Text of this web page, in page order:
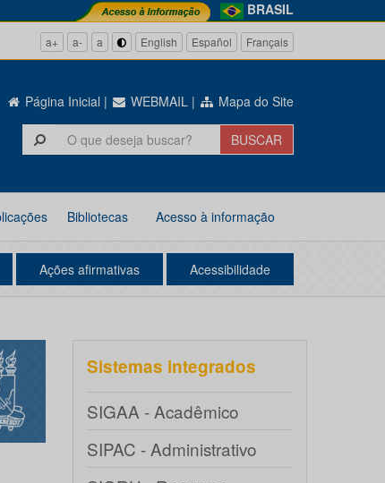
BRASIL
a+ a- a English Español Français
Página Inicial | WEBMAIL | Mapa do Site
Bibliotecas Acesso à informação
Ações afirmativas Acessibilidade
Sistemas integrados
SIGAA - Acadêmico
SIPAC - Administrativo